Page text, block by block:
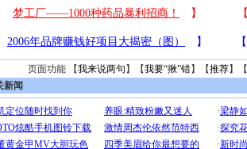
页面功能 【我来说两句 】【我要“揪”错】【推荐】
新闻